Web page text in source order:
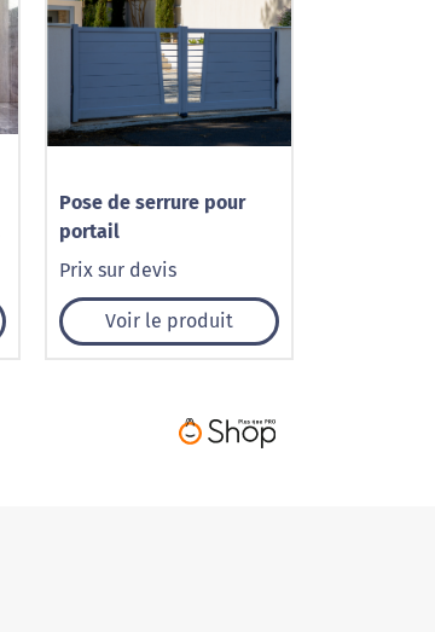
Pose de serrure pour
portail
Prix sur devis
Voir le produit